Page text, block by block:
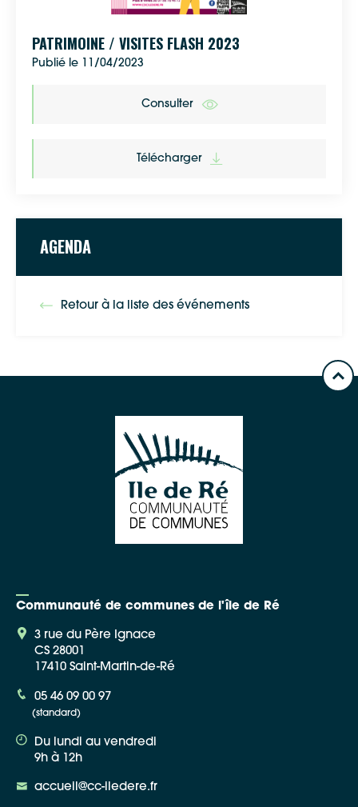
AGENDA
Retour à la liste des événements
PATRIMOINE / VISITES FLASH 2023
Publié le 11/04/2023
Consulter
Télécharger
Communauté de communes de l'île de Ré
3 rue du Père Ignace
CS 28001
17410 Saint-Martin-de-Ré
05 46 09 00 97
(standard)
Du lundi au vendredi
9h à 12h
accueil@cc-iledere.fr
ShareThis is disabled.
Apple Plans